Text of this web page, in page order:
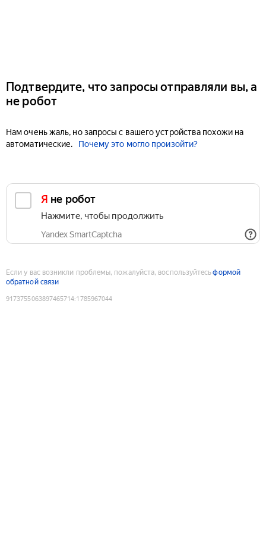
Подтвердите, что запросы отправляли вы, а
не робот
Нам очень жаль, но запросы с вашего устройства похожи на
автоматические.
Почему это могло произойти?
Я не робот
Нажмите, чтобы продолжить
Yandex SmartCaptcha
Если у вас возникли проблемы, пожалуйста, воспользуйтесьформой
обратной связи
9173755063897465714:1785967044